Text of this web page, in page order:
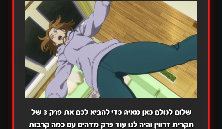
שלום לכולם כאן מאיה כדי להביא לכם את פרק 3 של
תקרית דרווין והיה לנו עוד פרק מדהים עם כמה קרבות